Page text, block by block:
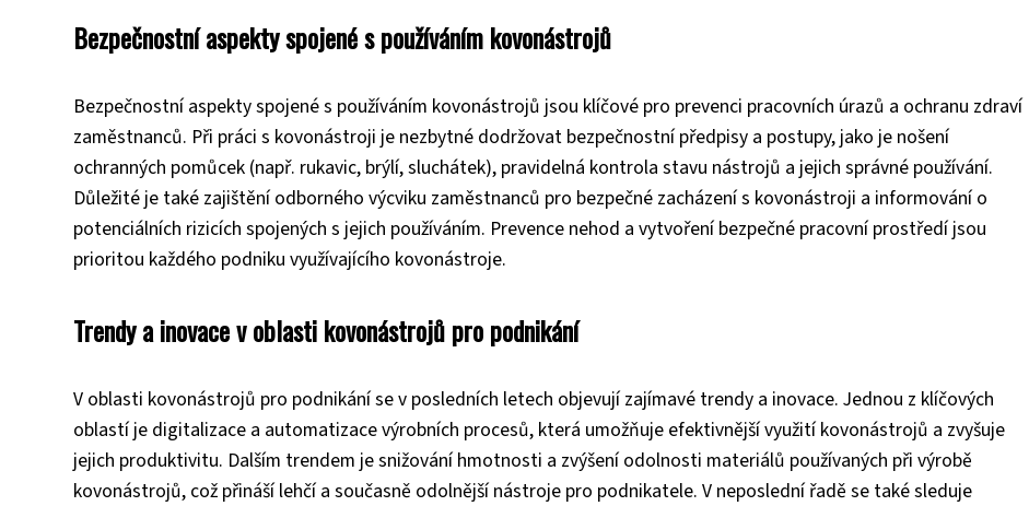
Bezpečnostní aspekty spojené s používáním kovonástrojů
Bezpečnostní aspekty spojené s používáním kovonástrojů jsou klíčové pro prevenci pracovních úrazů a ochranu zdraví
zaměstnanců. Při práci s kovonástroji je nezbytné dodržovat bezpečnostní předpisy a postupy, jako je nošení
ochranných pomůcek (např. rukavic, brýlí, sluchátek), pravidelná kontrola stavu nástrojů a jejich správné používání.
Důležité je také zajištění odborného výcviku zaměstnanců pro bezpečné zacházení s kovonástroji a informování o
potenciálních rizicích spojených s jejich používáním. Prevence nehod a vytvoření bezpečné pracovní prostředí jsou
prioritou každého podniku využívajícího kovonástroje.
Trendy a inovace v oblasti kovonástrojů pro podnikání
V oblasti kovonástrojů pro podnikání se v posledních letech objevují zajímavé trendy a inovace. Jednou z klíčových
oblastí je digitalizace a automatizace výrobních procesů, která umožňuje efektivnější využití kovonástrojů a zvyšuje
jejich produktivitu. Dalším trendem je snižování hmotnosti a zvýšení odolnosti materiálů používaných při výrobě
kovonástrojů, což přináší lehčí a současně odolnější nástroje pro podnikatele. V neposlední řadě se také sleduje